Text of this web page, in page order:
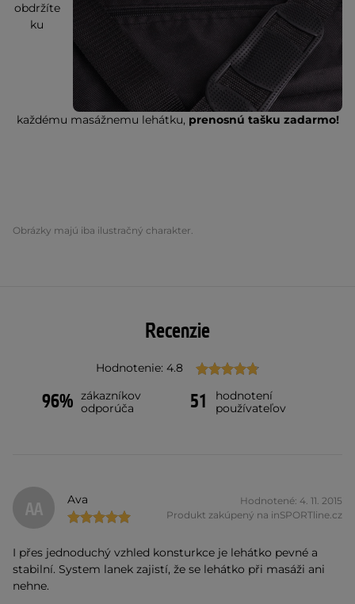
obdržíte
ku
každému masážnemu lehátku, prenosnú tašku zadarmo!
Obrázky majú iba ilustračný charakter.
Recenzie
Hodnotenie: 4.8
96% zákazníkov
odporúča
51
hodnotení
používateľov
AA Ava
Hodnotené: 4. 11. 2015
Produkt zakúpený na inSPORTline.cz
I přes jednoduchý vzhled konsturkce je lehátko pevné a
stabilní. System lanek zajistí, že se lehátko při masáži ani
nehne.